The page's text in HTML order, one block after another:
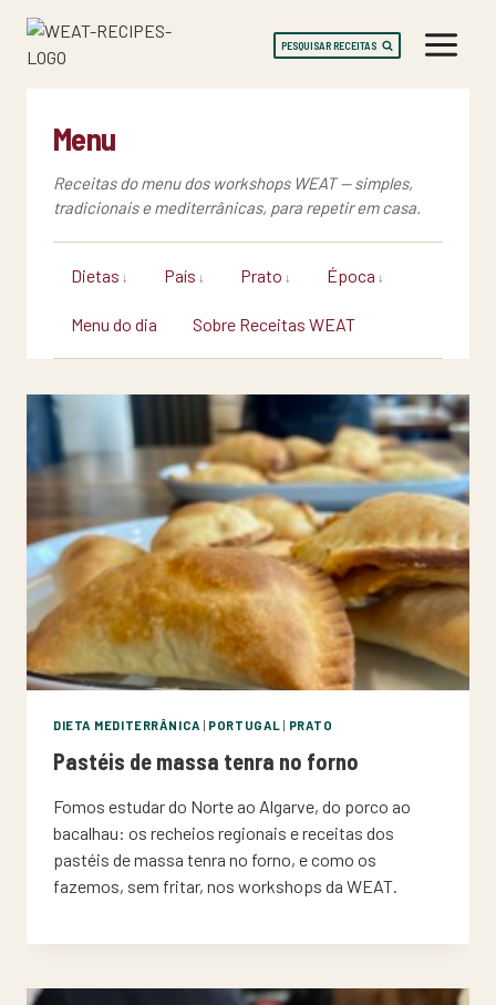
content
PESQUISAR RECEITAS
Menu
Receitas do menu dos workshops WEAT — simples,
tradicionais e mediterrânicas, para repetir em casa.
Dietas País Prato Época
Menu do dia Sobre Receitas WEAT
DIETA MEDITERRÂNICA | PORTUGAL | PRATO
Pastéis de massa tenra no forno
Fomos estudar do Norte ao Algarve, do porco ao
bacalhau: os recheios regionais e receitas dos
pastéis de massa tenra no forno, e como os
fazemos, sem fritar, nos workshops da WEAT.